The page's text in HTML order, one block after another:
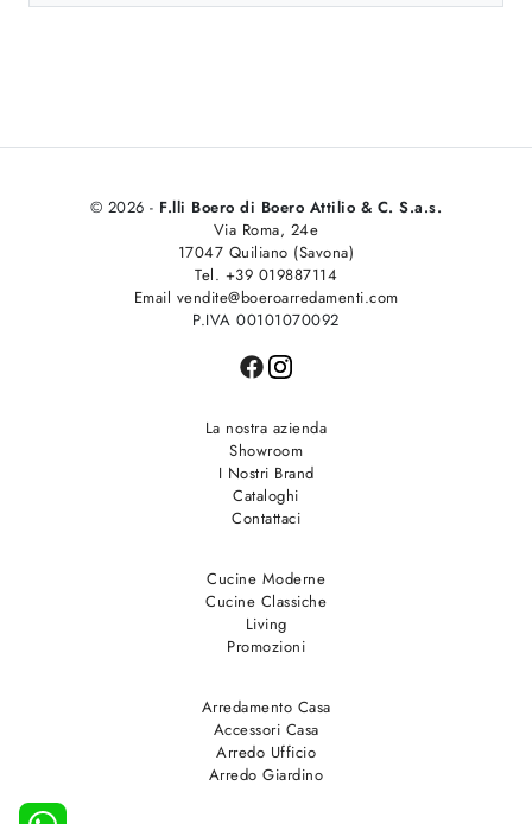
© 2026 - F.lli Boero di Boero Attilio & C. S.a.s.
Via Roma, 24e
17047 Quiliano (Savona)
Tel. +39 019887114
Email vendite@boeroarredamenti.com
P.IVA 00101070092
La nostra azienda
Showroom
I Nostri Brand
Cataloghi
Contattaci
Cucine Moderne
Cucine Classiche
Living
Promozioni
Arredamento Casa
Accessori Casa
Arredo Ufficio
Arredo Giardino